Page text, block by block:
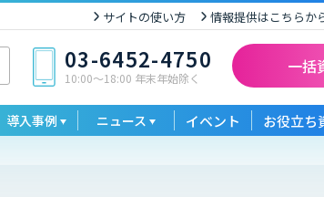
サイトの使い方 情報提供はこちらか
03-6452-4750
10:00〜18:00 年末年始除く
一括
導入事例 ニュース イベント お役立ち